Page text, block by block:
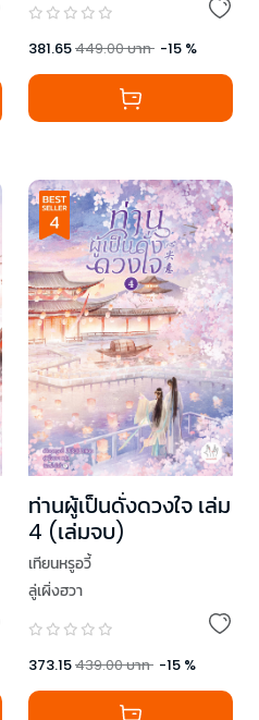
381.65449.00บาท -15 %
ท่านผู้เป็นดั่งดวงใจ เล่ม
4 (เล่มจบ)
เทียนหรูอวี้
ลู่เผิ่งฮวา
373.15439.00บาท -15 %